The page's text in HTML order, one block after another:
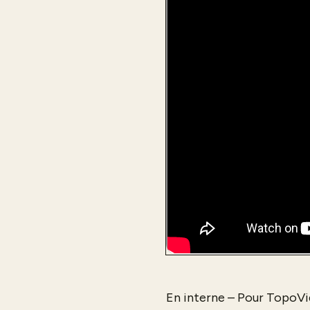
En interne – Pour